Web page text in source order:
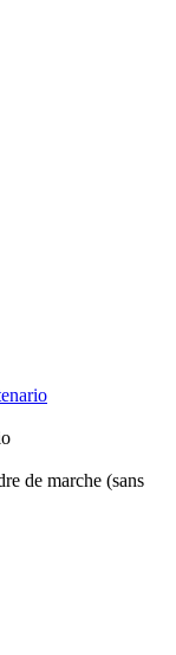
de marche (sans